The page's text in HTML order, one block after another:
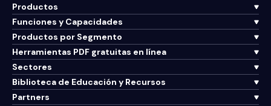
Productos
Funciones y Capacidades
Productos por Segmento
Herramientas PDF gratuitas en línea
Sectores
Biblioteca de Educación y Recursos
Partners